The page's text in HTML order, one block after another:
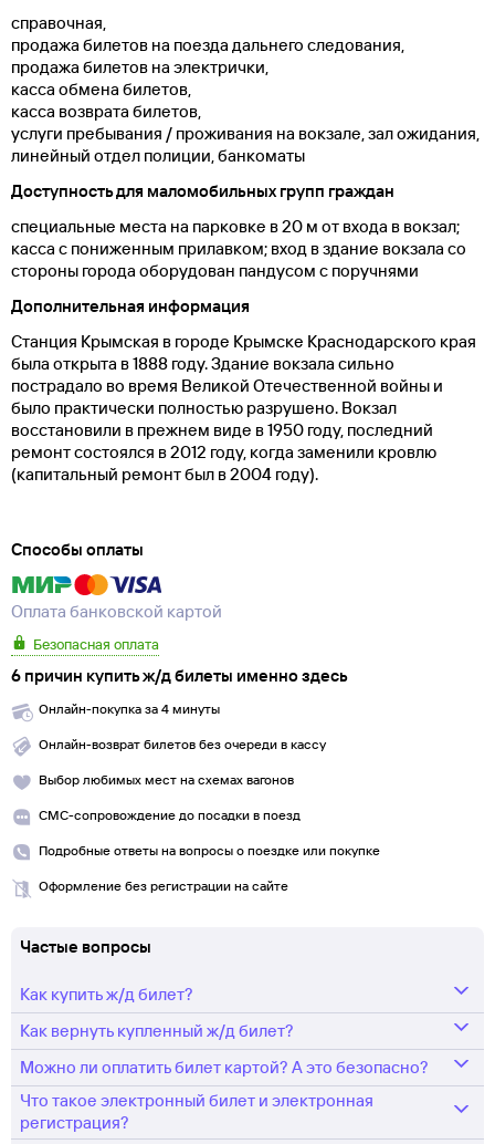
справочная,
продажа билетов на поезда дальнего следования,
продажа билетов на электрички,
касса обмена билетов,
касса возврата билетов,
услуги пребывания / проживания на вокзале, зал ожидания,
линейный отдел полиции, банкоматы
Доступность для маломобильных групп граждан
специальные места на парковке в 20 м от входа в вокзал;
касса с пониженным прилавком; вход в здание вокзала со
стороны города оборудован пандусом с поручнями
Дополнительная информация
Станция Крымская в городе Крымске Краснодарского края
была открыта в 1888 году. Здание вокзала сильно
пострадало во время Великой Отечественной войны и
было практически полностью разрушено. Вокзал
восстановили в прежнем виде в 1950 году, последний
ремонт состоялся в 2012 году, когда заменили кровлю
(капитальный ремонт был в 2004 году).
Способы оплаты
Оплата банковской картой
Безопасная оплата
6 причин купить ж/д билеты именно здесь
Онлайн-покупка за 4 минуты
Онлайн-возврат билетов без очереди в кассу
Выбор любимых мест на схемах вагонов
СМС-сопровождение до посадки в поезд
Подробные ответы на вопросы о поездке или покупке
Оформление без регистрации на сайте
Частые вопросы
Как купить ж/д билет?
Укажите маршрут и дату. В ответ мы найдем информацию РЖД
о наличии билетов и их стоимости.
Выберите подходящий поезд и места.
Оплатите билет одним из предложенных способов.
Как вернуть купленный ж/д билет?
Любой купленный наtutu.ruж/д билет можно сдать в соответствии
с правилами РЖД.
Возврат осуществляется прямо в личном кабинете Туту.ру или
Можно ли оплатить билет картой? А это безопасно?
Да, конечно. Оплата происходит через платежный шлюз
процессингового центра Gateline.net. Все данные передаются
Что такое электронный билет и электронная
регистрация?